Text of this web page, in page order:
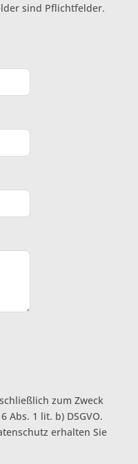
sind Pflichtfelder.
zum Zweck
Abs. 1 lit. b) DSGVO.
erhalten Sie